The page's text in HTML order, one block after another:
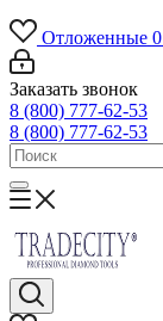
Отложенные 0
Заказать звонок
8 (800) 777-62-53
8 (800) 777-62-53